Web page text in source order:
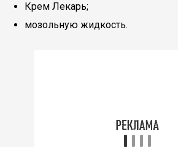
Крем Лекарь;
мозольную жидкость.